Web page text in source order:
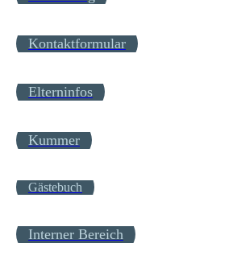
Kontaktformular
Elterninfos
Kummer
Gästebuch
Interner Bereich